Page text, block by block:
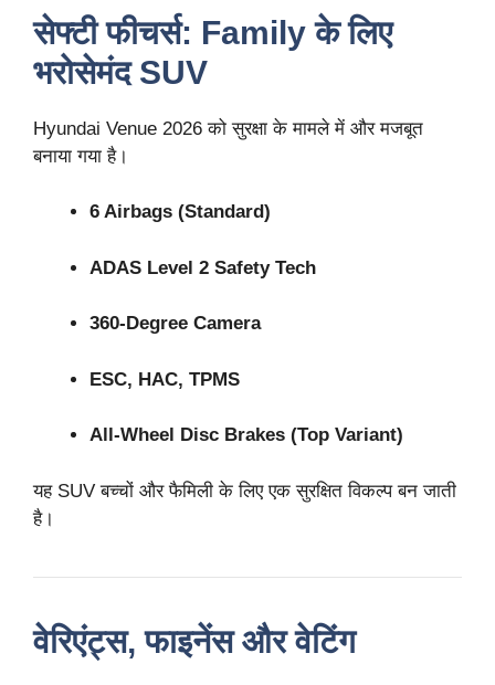
सेफ्टी फीचर्स: Family के लिए
भरोसेमंद SUV
Hyundai Venue 2026 को सुरक्षा के मामले में और मजबूत
बनाया गया है।
6 Airbags (Standard)
ADAS Level 2 Safety Tech
360-Degree Camera
ESC, HAC, TPMS
All-Wheel Disc Brakes (Top Variant)
यह SUV बच्चों और फैमिली के लिए एक सुरक्षित विकल्प बन जाती
है।
वेरिएंट्स, फाइनेंस और वेटिंग